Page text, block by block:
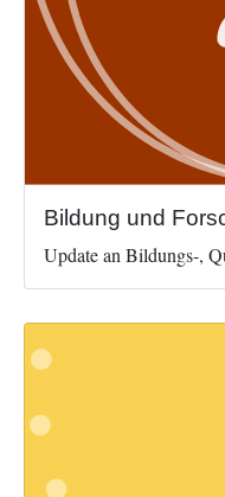
Bildung und
Update an Bildungs-,